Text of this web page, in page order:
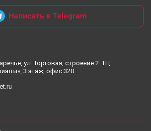
Написать в Telegram
ул. Торговая, строение 2. ТЦ
3 этаж, офис 320.